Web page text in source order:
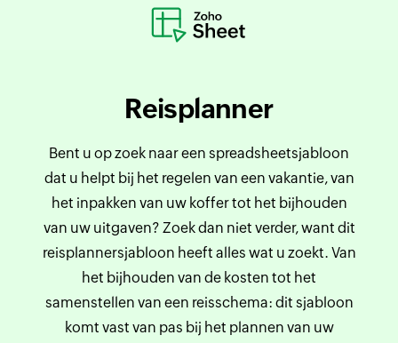
Reisplanner
Bent u op zoek naar een spreadsheetsjabloon
dat u helpt bij het regelen van een vakantie, van
het inpakken van uw koffer tot het bijhouden
van uw uitgaven? Zoek dan niet verder, want dit
reisplannersjabloon heeft alles wat u zoekt. Van
het bijhouden van de kosten tot het
samenstellen van een reisschema: dit sjabloon
komt vast van pas bij het plannen van uw